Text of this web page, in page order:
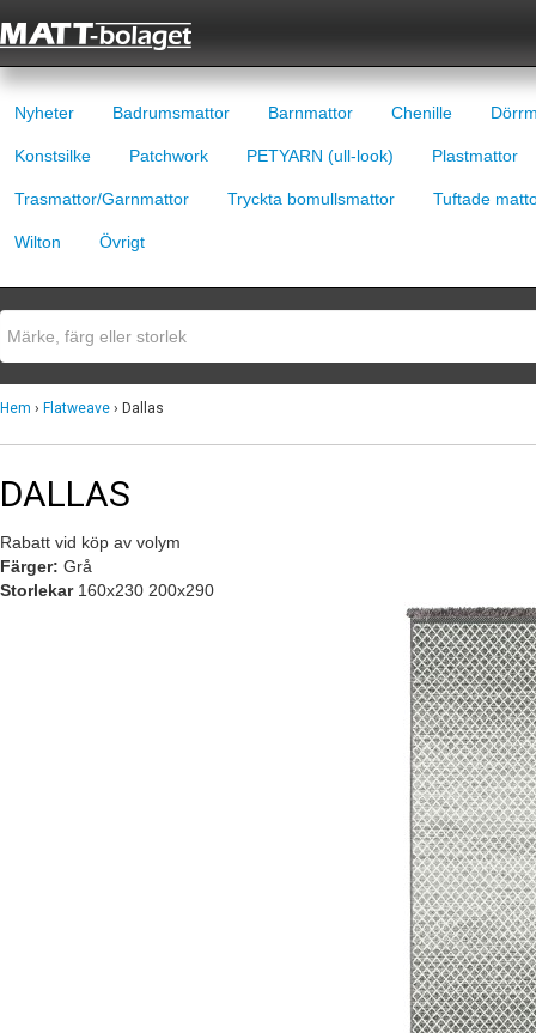
Nyheter Badrumsmattor Barnmattor Chenille
Konstsilke Patchwork PETYARN (ull-look) Plastmattor
Trasmattor/Garnmattor Tryckta bomullsmattor Tuftade
Wilton Övrigt
Hem › Flatweave › Dallas
DALLAS
Rabatt vid köp av volym
Färger: Grå
Storlekar160x230 200x290